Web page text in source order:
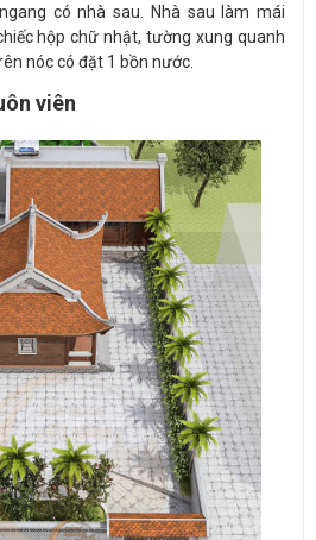
có nhà sau. Nhà sau làm mái
hộp chữ nhật, tường xung quanh
nóc có đặt 1 bồn nước.
viên